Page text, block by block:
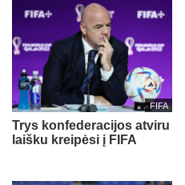
FIFA
Trys konfederacijos atviru
laišku kreipėsi į FIFA